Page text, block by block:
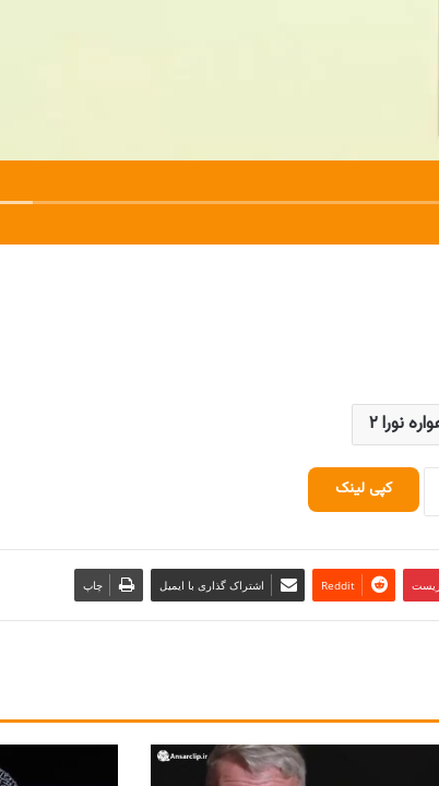
نورا ۲
کپی لینک
Reddit اشتراک گذاری با ایمیل چاپ